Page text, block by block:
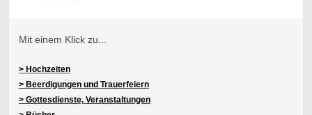
Mit einem Klick zu...
> Hochzeiten
> Beerdigungen und Trauerfeiern
> Gottesdienste, Veranstaltungen